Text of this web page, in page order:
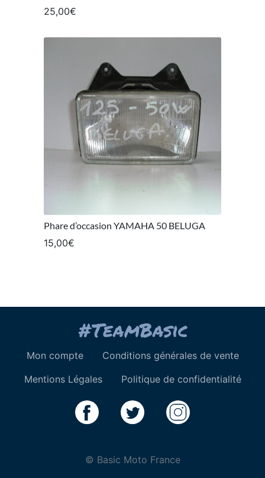
25,00€
Phare d’occasion YAMAHA 50 BELUGA
15,00€
Mon compte
Conditions générales de vente
Mentions Légales
Politique de confidentialité
© Basic Moto France